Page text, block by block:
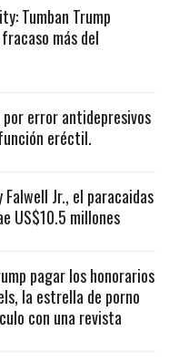
Tumban Trump
más del
error antidepresivos
eréctil.
Jr., el paracaidas
US$10.5 millones
pagar los honorarios
la estrella de porno
con una revista